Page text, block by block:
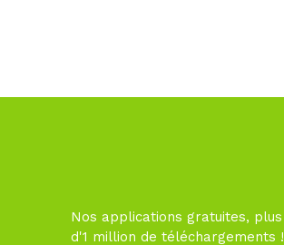
Nos applications gratuites, plus
d'1 million de téléchargements !